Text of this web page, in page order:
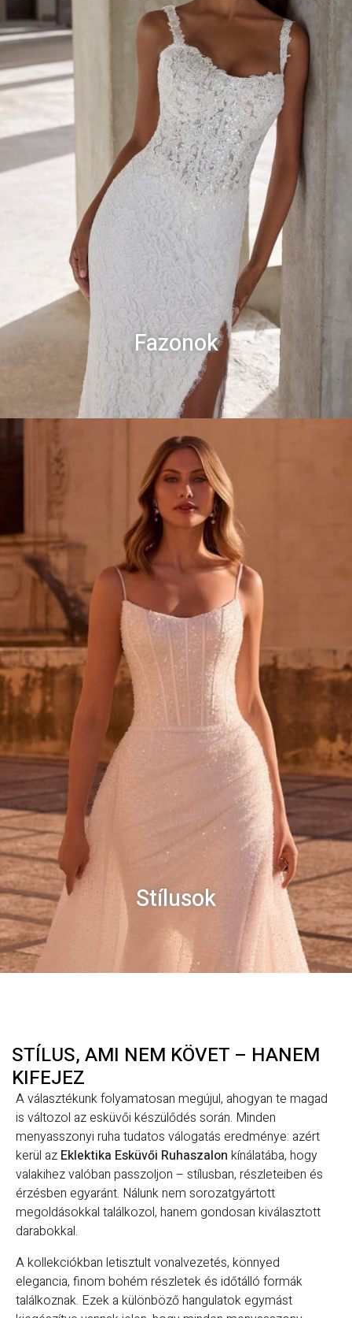
Fazonok
Stílusok
STÍLUS, AMI NEM KÖVET – HANEM
KIFEJEZ
A választékunk folyamatosan megújul, ahogyan te magad
is változol az esküvői készülődés során. Minden
menyasszonyi ruha tudatos válogatás eredménye: azért
kerül az Eklektika Esküvői Ruhaszalon kínálatába, hogy
valakihez valóban passzoljon – stílusban, részleteiben és
érzésben egyaránt. Nálunk nem sorozatgyártott
megoldásokkal találkozol, hanem gondosan kiválasztott
darabokkal.
A kollekciókban letisztult vonalvezetés, könnyed
elegancia, finom bohém részletek és időtálló formák
találkoznak. Ezek a különböző hangulatok egymást